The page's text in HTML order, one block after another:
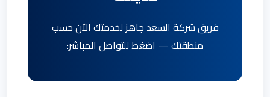
فريق شركة السعد جاهز لخدمتك الآن حسب
منطقتك — اضغط للتواصل المباشر: